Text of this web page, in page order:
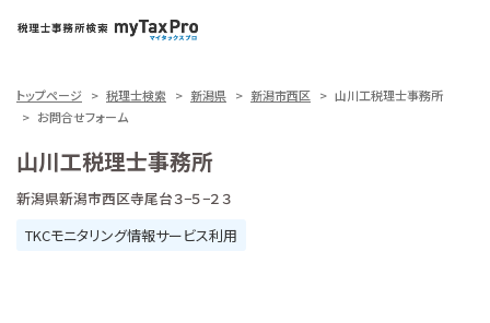
トップページ 税理士検索 新潟県 新潟市西区
山川工税理士事務所
お問合せフォーム
山川工税理士事務所
新潟県新潟市西区寺尾台３−５−２３
TKCモニタリング情報サービス利用